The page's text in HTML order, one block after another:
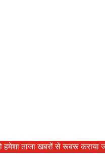
खबरों से रूबरू कराया